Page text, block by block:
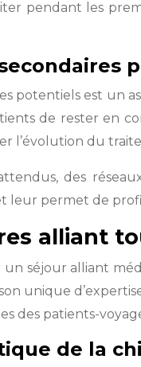
pendant les
potentiels est un
de rester en
l’évolution du
des
leur permet de
alliant
séjour alliant
unique
des patients-
de la